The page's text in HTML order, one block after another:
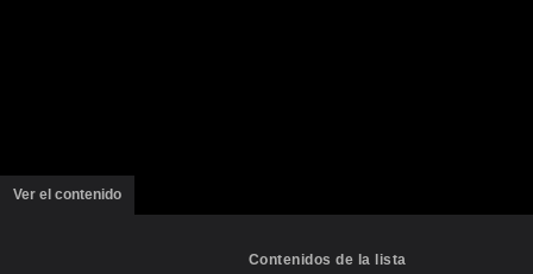
Ver el contenido
Contenidos de la lista